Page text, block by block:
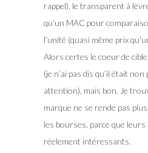
rappel), le transparent à
qu’un MAC pour
l’unité (quasi même prix
Alors certes le coeur de
(je n’ai pas dis qu’il était
attention), mais bon. Je
marque ne se rende pas
les bourses, parce que
réelement intéressants.